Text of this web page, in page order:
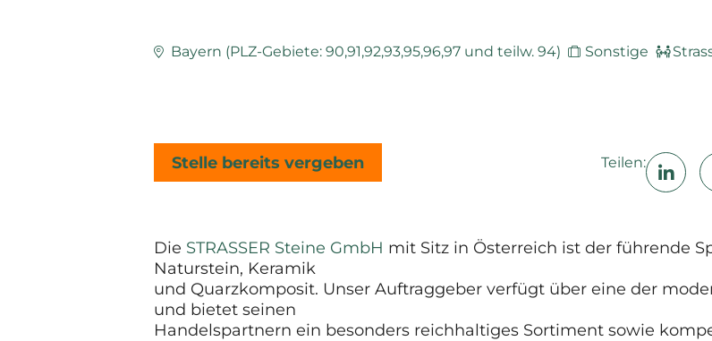
Bayern (PLZ-Gebiete: 90,91,92,93,95,96,97 und teilw. 94) Sonstige
Stelle bereits vergeben Teilen:
Die STRASSER Steine GmbH mit Sitz in Österreich ist der führende
Naturstein, Keramik
und Quarzkomposit. Unser Auftraggeber verfügt über eine der
und bietet seinen
Handelspartnern ein besonders reichhaltiges Sortiment sowie